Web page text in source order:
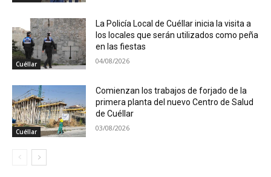
Cuéllar
La Policía Local de Cuéllar inicia la visita a
los locales que serán utilizados como peña
en las fiestas
04/08/2026
Cuéllar
Comienzan los trabajos de forjado de la
primera planta del nuevo Centro de Salud
de Cuéllar
03/08/2026